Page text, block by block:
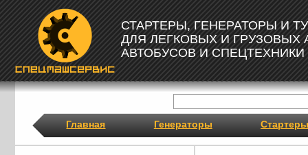
СТАРТЕРЫ, ГЕНЕРАТОРЫ И
ДЛЯ ЛЕГКОВЫХ И ГРУЗОВЫХ
АВТОБУСОВ И СПЕЦТЕХНИКИ
Главная Генераторы Стартеры